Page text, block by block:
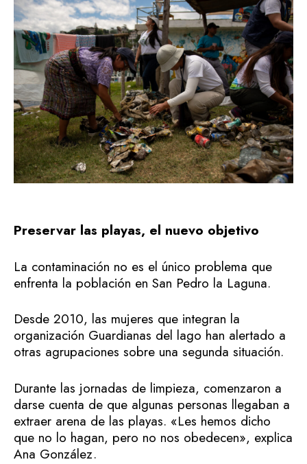
Preservar las playas, el nuevo objetivo
La contaminación no es el único problema que
enfrenta la población en San Pedro la Laguna.
Desde 2010, las mujeres que integran la
organización Guardianas del lago han alertado a
otras agrupaciones sobre una segunda situación.
Durante las jornadas de limpieza, comenzaron a
darse cuenta de que algunas personas llegaban a
extraer arena de las playas. «Les hemos dicho
que no lo hagan, pero no nos obedecen», explica
Ana González.